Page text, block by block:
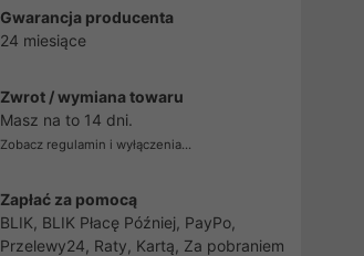
Gwarancja producenta
24 miesiące
Zwrot / wymiana towaru
Masz na to 14 dni.
Zobacz regulamin i wyłączenia...
Zapłać za pomocą
BLIK, BLIK Płacę Później, PayPo,
Przelewy24, Raty, Kartą, Za pobraniem